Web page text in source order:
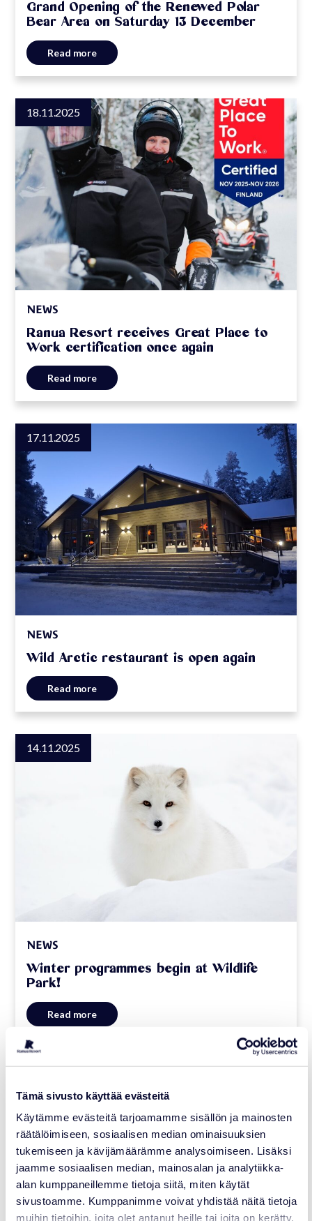
Tämä sivusto käyttää evästeitä
Käytämme evästeitä tarjoamamme sisällön ja mainosten
räätälöimiseen, sosiaalisen median ominaisuuksien
tukemiseen ja kävijämäärämme analysoimiseen. Lisäksi
jaamme sosiaalisen median, mainosalan ja analytiikka-
alan kumppaneillemme tietoja siitä, miten käytät
sivustoamme. Kumppanimme voivat yhdistää näitä tietoja
muihin tietoihin, joita olet antanut heille tai joita on kerätty,
Grand Opening of the Renewed Polar
Bear Area on Saturday 13 December
Read more
18.11.2025
NEWS
Ranua Resort receives Great Place to
Work certification once again
Read more
17.11.2025
NEWS
Wild Arctic restaurant is open again
Read more
14.11.2025
NEWS
Winter programmes begin at Wildlife
Park!
Read more